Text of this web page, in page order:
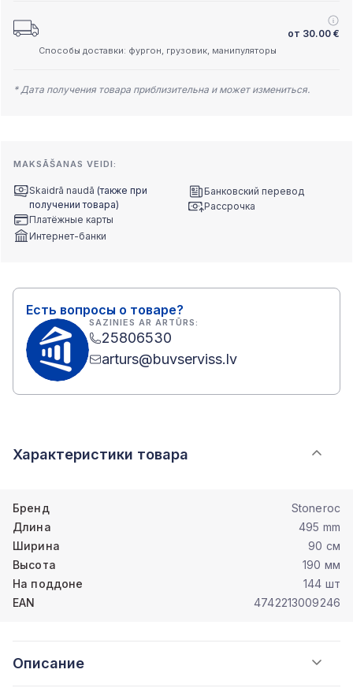
от 30.00 €
Способы доставки: фургон, грузовик, манипуляторы
* Дата получения товара приблизительна и может измениться.
MAKSĀŠANAS VEIDI:
Skaidrā naudā (также при
получении товара)
Платёжные карты
Интернет-банки
Банковский перевод
Рассрочка
Есть вопросы о товаре?
SAZINIES AR ARTŪRS:
25806530
arturs@buvserviss.lv
Характеристики товара
Бренд
Stoneroc
Длина
495 mm
Ширина
90 см
Высота
190 мм
На поддоне
144 шт
EAN
4742213009246
Описание